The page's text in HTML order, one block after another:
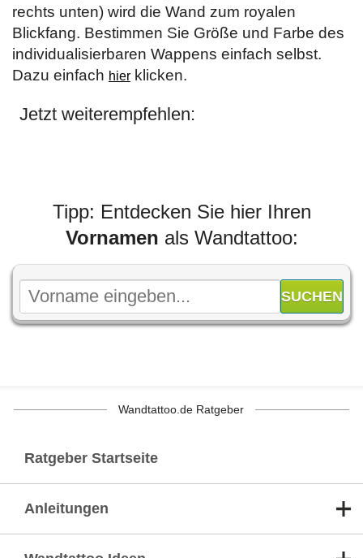
rechts unten) wird die Wand zum royalen
Blickfang. Bestimmen Sie Größe und Farbe des
individualisierbaren Wappens einfach selbst.
Dazu einfach hier klicken.
Jetzt weiterempfehlen:
Tipp: Entdecken Sie hier Ihren
Vornamen als Wandtattoo:
Wandtattoo.de Ratgeber
Ratgeber Startseite
Anleitungen